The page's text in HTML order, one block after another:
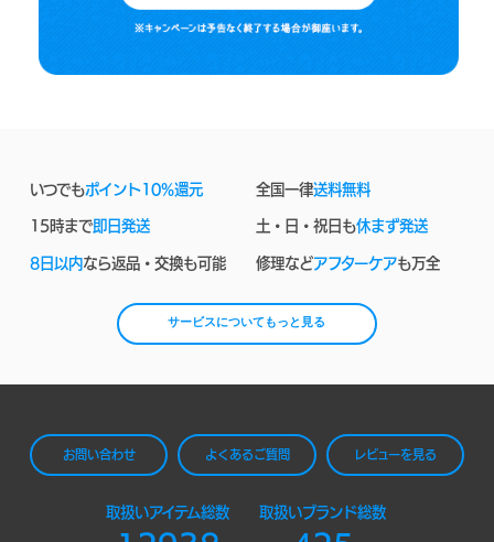
いつでもポイント10%還元 全国一律送料無料
15時まで即日発送 土・日・祝日も休まず発送
8日以内なら返品・交換も可能 修理などアフターケアも万全
サービスについてもっと見る
お問い合わせ よくあるご質問 レビューを見る
取扱いアイテム総数 取扱いブランド総数